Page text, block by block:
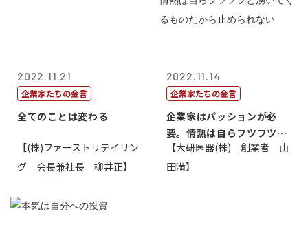
2022.11.21
企業家たちの金言
全てのことは変わる
【(株)ファーストリテイリン
グ 会長兼社長 柳井正】
2022.11.14
企業家たちの金言
企業家はパッションが必
要。情熱は自らフツフツと
湧いてくるもの...
【大研医器(株) 創業者 山
田満】